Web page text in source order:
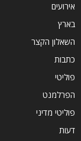
אירועים
בארץ
השאלון הקצר
כתבות
פוליטי
הפרלמנט
פוליטי מדיני
דעות